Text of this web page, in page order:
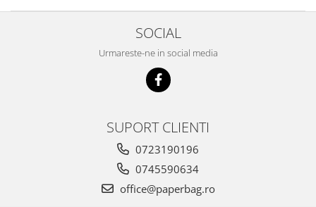
SOCIAL
Urmareste-ne in social media
SUPORT CLIENTI
0723190196
0745590634
office@paperbag.ro